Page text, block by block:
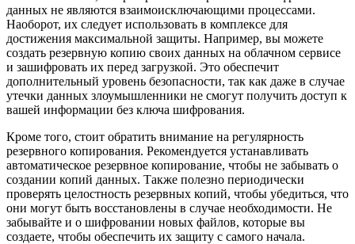
данных не являются взаимоисключающими процессами.
Наоборот, их следует использовать в комплексе для
достижения максимальной защиты. Например, вы можете
создать резервную копию своих данных на облачном сервисе
и зашифровать их перед загрузкой. Это обеспечит
дополнительный уровень безопасности, так как даже в случае
утечки данных злоумышленники не смогут получить доступ к
вашей информации без ключа шифрования.
Кроме того, стоит обратить внимание на регулярность
резервного копирования. Рекомендуется устанавливать
автоматическое резервное копирование, чтобы не забывать о
создании копий данных. Также полезно периодически
проверять целостность резервных копий, чтобы убедиться, что
они могут быть восстановлены в случае необходимости. Не
забывайте и о шифровании новых файлов, которые вы
создаете, чтобы обеспечить их защиту с самого начала.